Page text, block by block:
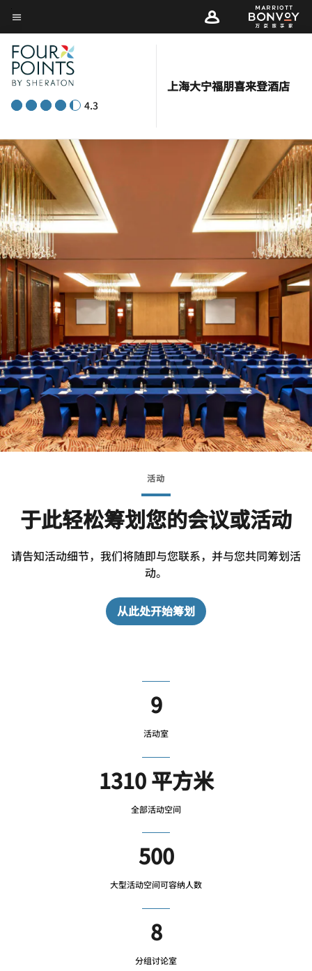
Skip
to
main
content
菜单文本
4.3
上海大宁福朋喜来登酒店
活动
于此轻松筹划您的会议或活动
请告知活动细节，我们将随即与您联系，并与您共同筹划活
动。
从此处开始筹划
9
活动室
1310 平方米
全部活动空间
500
大型活动空间可容纳人数
8
分组讨论室